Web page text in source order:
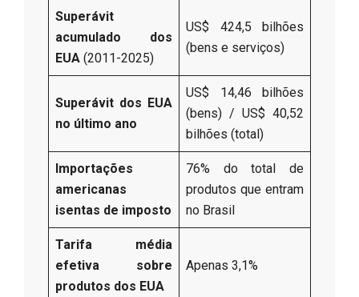
Superávit
acumulado dos
EUA (2011-2025)
US$ 424,5 bilhões
(bens e serviços)
Superávit dos EUA
no último ano
US$ 14,46 bilhões
(bens) / US$ 40,52
bilhões (total)
Importações
americanas
isentas de imposto
76% do total de
produtos que entram
no Brasil
Tarifa média
efetiva sobre
produtos dos EUA
Apenas 3,1%